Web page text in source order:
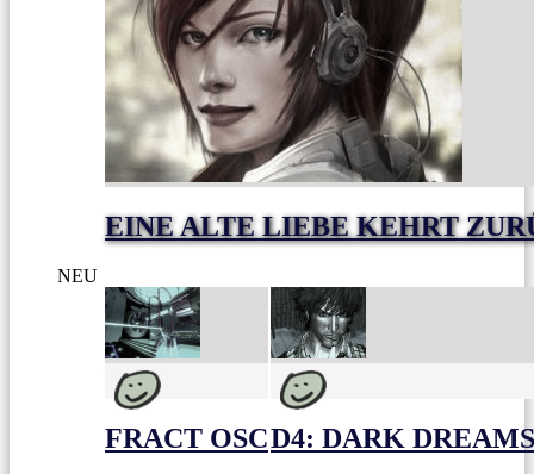
EINE ALTE LIEBE KEHRT
NEU
FRACT OSCD4: DARK